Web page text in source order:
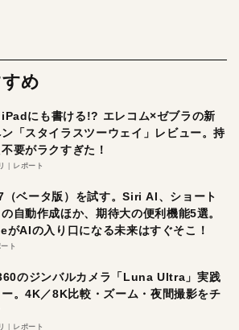
め
にも書ける!? エレコム×ゼブラの新
「スタイラスツーウェイ」レビュー。持
要がラクすぎた！
レポート
（ベータ版）を試す。Siri AI、ショート
自動作成ほか、期待大の便利機能5選。
がAIの入り口になる未来はすぐそこ！
ト
のジンバルカメラ「Luna Ultra」実践
ー。4K／8K比較・ズーム・夜間撮影をチ
レポート